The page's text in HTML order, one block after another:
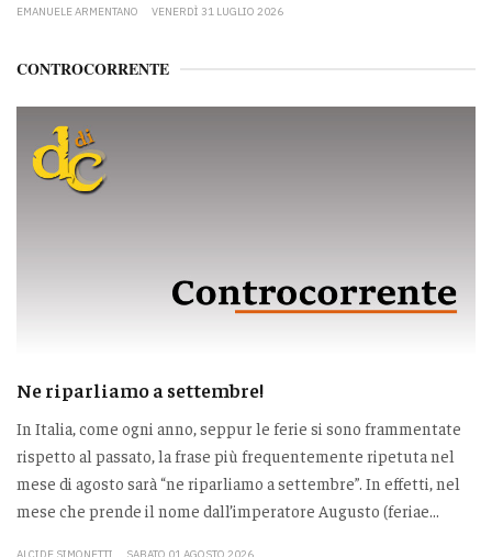
EMANUELE ARMENTANO VENERDÌ 31 LUGLIO 2026
CONTROCORRENTE
Ne riparliamo a settembre!
In Italia, come ogni anno, seppur le ferie si sono frammentate
rispetto al passato, la frase più frequentemente ripetuta nel
mese di agosto sarà “ne riparliamo a settembre”. In effetti, nel
mese che prende il nome dall’imperatore Augusto (feriae...